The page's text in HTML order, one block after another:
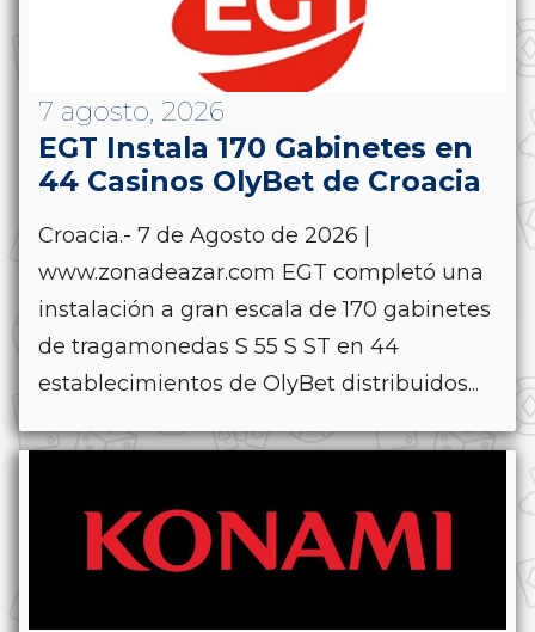
7 agosto, 2026
EGT Instala 170 Gabinetes en
44 Casinos OlyBet de Croacia
Croacia.- 7 de Agosto de 2026 |
www.zonadeazar.com EGT completó una
instalación a gran escala de 170 gabinetes
de tragamonedas S 55 S ST en 44
establecimientos de OlyBet distribuidos...